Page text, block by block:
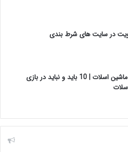
در سایت های شرط بندی
آموزش ماشین اسلات | 10 باید و نباید در بازی